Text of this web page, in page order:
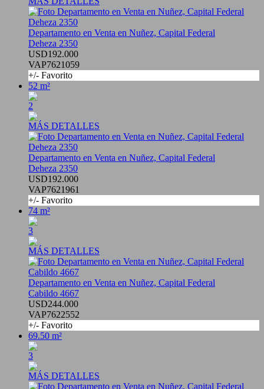
Departamento en Venta en Nuñez, Capital Federal
Deheza 2350
USD192.000
VAP7621059
+/- Favorito
52 m²
2
MÁS DETALLES
Departamento en Venta en Nuñez, Capital Federal
Deheza 2350
USD192.000
VAP7621961
+/- Favorito
74 m²
3
MÁS DETALLES
Departamento en Venta en Nuñez, Capital Federal
Cabildo 4667
USD244.000
VAP7622552
+/- Favorito
69.50 m²
3
MÁS DETALLES